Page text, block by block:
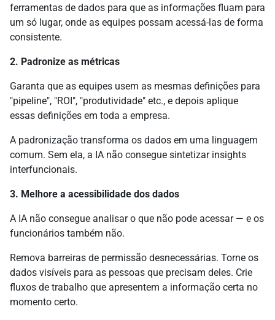
ferramentas de dados para que as informações fluam para
um só lugar, onde as equipes possam acessá-las de forma
consistente.
2. Padronize as métricas
Garanta que as equipes usem as mesmas definições para
"pipeline", "ROI", "produtividade" etc., e depois aplique
essas definições em toda a empresa.
A padronização transforma os dados em uma linguagem
comum. Sem ela, a IA não consegue sintetizar insights
interfuncionais.
3. Melhore a acessibilidade dos dados
A IA não consegue analisar o que não pode acessar — e os
funcionários também não.
Remova barreiras de permissão desnecessárias. Torne os
dados visíveis para as pessoas que precisam deles. Crie
fluxos de trabalho que apresentem a informação certa no
momento certo.